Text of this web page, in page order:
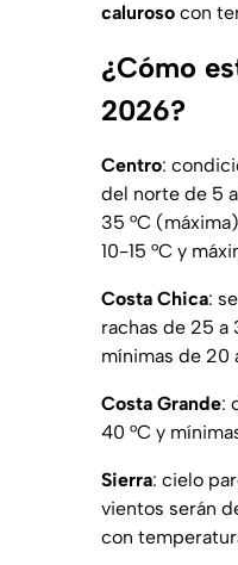
caluroso con
¿Cómo
2026?
Centro:
del norte de 5
35 °C
10-15 °C y
Costa Chica:
rachas de 25 a
mínimas de 20
Costa Grande:
40 °C y
Sierra: cielo
vientos serán
con